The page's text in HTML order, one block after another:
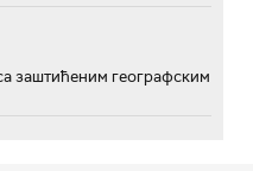
заштићеним географским